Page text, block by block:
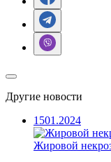
Другие новости
1501.2024
Жировой